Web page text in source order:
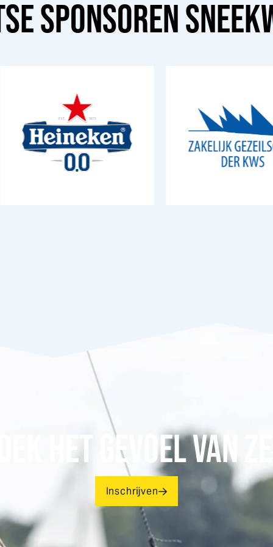
SPONSORENSNEEK
HET GEVOEL VAN
Inschrijven